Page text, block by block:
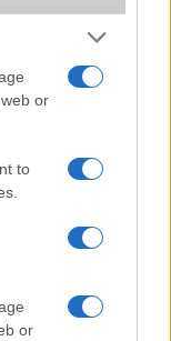
or
to
or